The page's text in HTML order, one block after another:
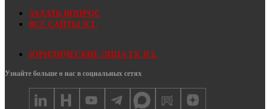
ЗАДАТЬ ВОПРОС
ВСЕ САЙТЫ ICL
ЮРИДИЧЕСКИЕ ЛИЦА ГК ICL
Узнайте больше о нас в социальных сетях